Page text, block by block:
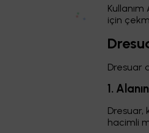
için
Dresuar
1.
Dresuar,
hacimli